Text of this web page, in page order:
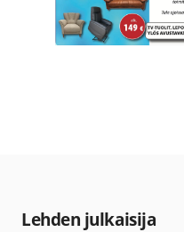
Lehden julkaisija